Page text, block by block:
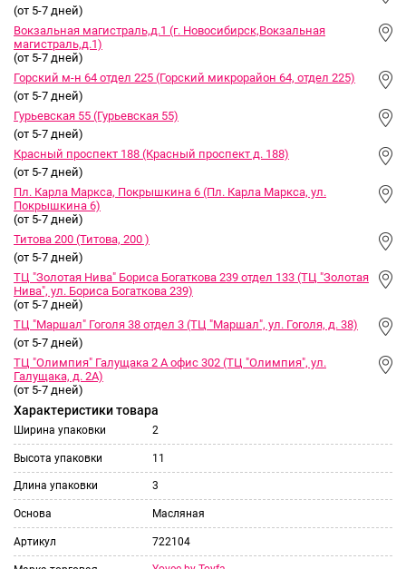
(от 5-7 дней)
Вокзальная магистраль,д.1 (г. Новосибирск,Вокзальная
магистраль,д.1)
(от 5-7 дней)
Горский м-н 64 отдел 225 (Горский микрорайон 64, отдел 225)
(от 5-7 дней)
Гурьевская 55 (Гурьевская 55)
(от 5-7 дней)
Красный проспект 188 (Красный проспект д. 188)
(от 5-7 дней)
Пл. Карла Маркса, Покрышкина 6 (Пл. Карла Маркса, ул.
Покрышкина 6)
(от 5-7 дней)
Титова 200 (Титова, 200 )
(от 5-7 дней)
ТЦ "Золотая Нива" Бориса Богаткова 239 отдел 133 (ТЦ "Золотая
Нива", ул. Бориса Богаткова 239)
(от 5-7 дней)
ТЦ "Маршал" Гоголя 38 отдел 3 (ТЦ "Маршал", ул. Гоголя, д. 38)
(от 5-7 дней)
ТЦ "Олимпия" Галущака 2 А офис 302 (ТЦ "Олимпия", ул.
Галущака, д. 2А)
(от 5-7 дней)
Характеристики товара
Ширина упаковки 2
Высота упаковки 11
Длина упаковки 3
Основа Масляная
Артикул 722104